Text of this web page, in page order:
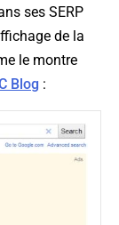
ses SERP
de la
le montre
Blog :